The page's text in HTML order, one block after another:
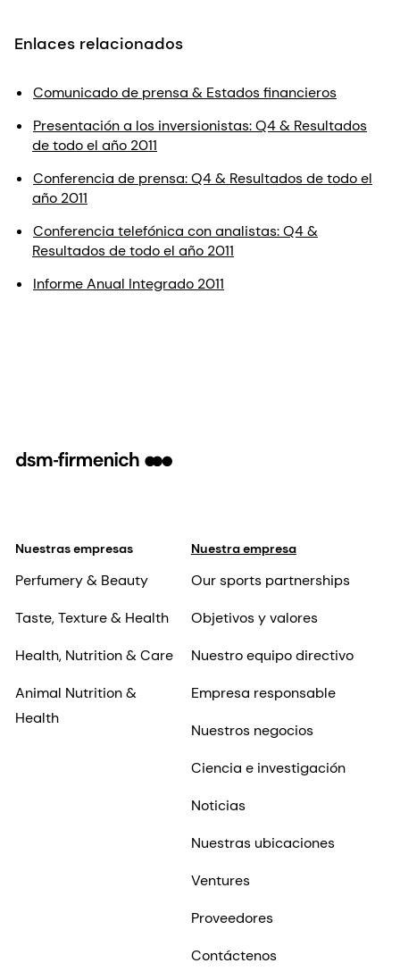
Enlaces relacionados
Comunicado de prensa & Estados financieros
Presentación a los inversionistas: Q4 & Resultados
de todo el año 2011
Conferencia de prensa: Q4 & Resultados de todo el
año 2011
Conferencia telefónica con analistas: Q4 &
Resultados de todo el año 2011
Informe Anual Integrado 2011
Nuestras empresas
Perfumery & Beauty
Taste, Texture & Health
Health, Nutrition & Care
Animal Nutrition &
Health
Nuestra empresa
Our sports partnerships
Objetivos y valores
Nuestro equipo directivo
Empresa responsable
Nuestros negocios
Ciencia e investigación
Noticias
Nuestras ubicaciones
Ventures
Proveedores
Contáctenos